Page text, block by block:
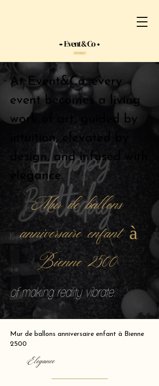
At Event&Co, every
event becomes a living
work of art, guided by
intuition, elevated by
design, and infused with
elegance.
Mur de ballons
anniversaire enfant à
Bienne 2500
of making reality vibrate.
Mur de ballons anniversaire enfant à Bienne
2500
Elegance